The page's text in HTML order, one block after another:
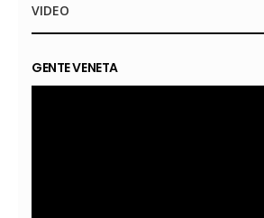
VIDEO
GENTE VENETA